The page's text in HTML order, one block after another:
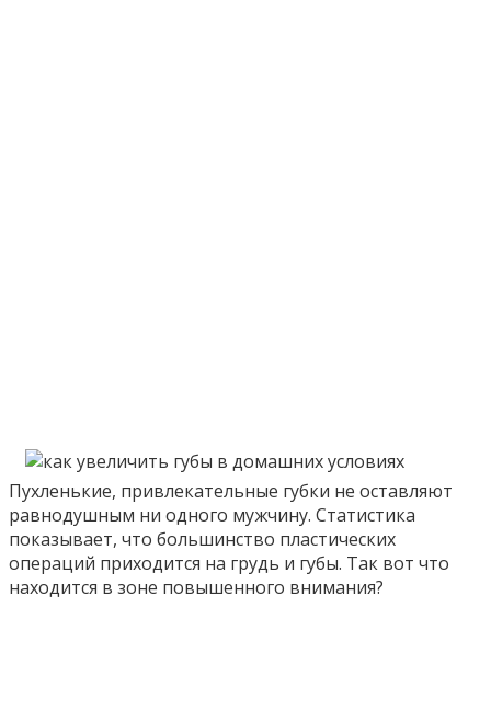
Пухленькие, привлекательные губки не оставляют
равнодушным ни одного мужчину. Статистика
показывает, что большинство пластических
операций приходится на грудь и губы. Так вот что
находится в зоне повышенного внимания?